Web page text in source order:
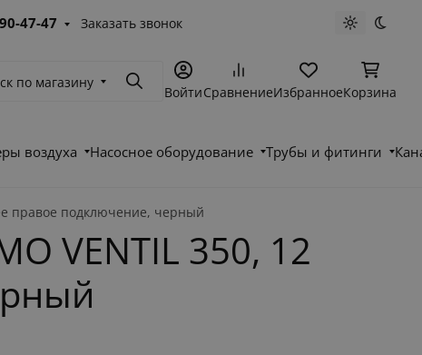
47-47 Заказать звонок Светлая
по магазину ПоискВойтиСравнениеИзбранноеКорзина
воздуха Насосное оборудование Трубы и фитинги
правое подключение, черный
VENTIL 350, 12